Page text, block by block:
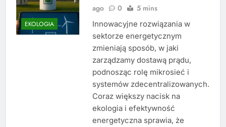
EKOLOGIA
ago
0 5 mins
Innowacyjne rozwiązania w
sektorze energetycznym
zmieniają sposób, w jaki
zarządzamy dostawą prądu,
podnosząc rolę mikrosieć i
systemów zdecentralizowanych.
Coraz większy nacisk na
ekologia i efektywność
energetyczna sprawia, że